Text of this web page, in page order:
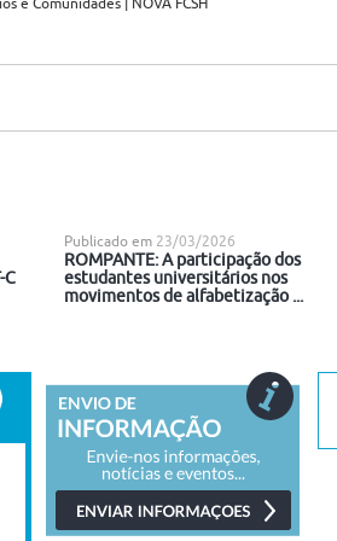
e Comunidades | NOVA FCSH
C
Publicado em 23/03/2026
ROMPANTE: A participação dos
estudantes universitários nos
movimentos de alfabetização ...